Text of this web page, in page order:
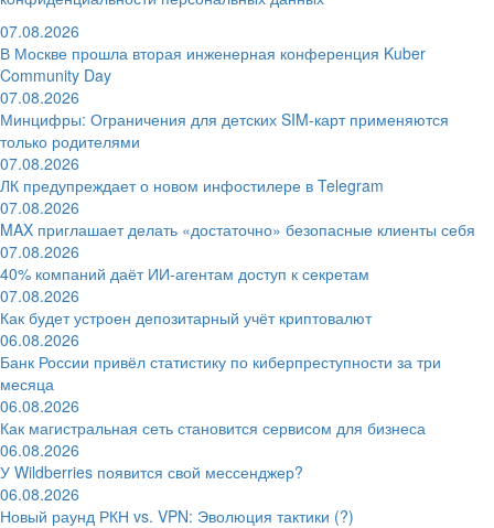
07.08.2026
В Москве прошла вторая инженерная конференция Kuber
Community Day
07.08.2026
Минцифры: Ограничения для детских SIM-карт применяются
только родителями
07.08.2026
ЛК предупреждает о новом инфостилере в Telegram
07.08.2026
MAX приглашает делать «достаточно» безопасные клиенты себя
07.08.2026
40% компаний даёт ИИ‑агентам доступ к секретам
07.08.2026
Как будет устроен депозитарный учёт криптовалют
06.08.2026
Банк России привёл статистику по киберпреступности за три
месяца
06.08.2026
Как магистральная сеть становится сервисом для бизнеса
06.08.2026
У Wildberries появится свой мессенджер?
06.08.2026
Новый раунд РКН vs. VPN: Эволюция тактики (?)